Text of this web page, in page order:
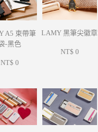
A5 束帶筆
-黑色
NT$ 0
LAMY 黑筆尖徽章
NT$ 0